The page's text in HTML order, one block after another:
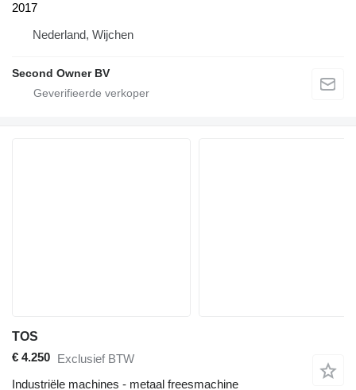
2017
Nederland, Wijchen
Second Owner BV
TOS
€ 4.250 Exclusief BTW
Industriële machines - metaal freesmachine